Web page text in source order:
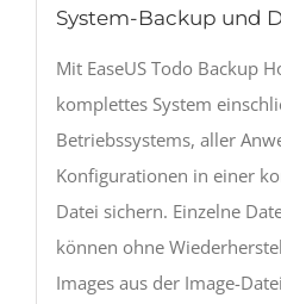
System-Backup und
Mit EaseUS Todo Backup
komplettes System
Betriebssystems, aller
Konfigurationen in einer
Datei sichern. Einzelne
können ohne
Images aus der Image-